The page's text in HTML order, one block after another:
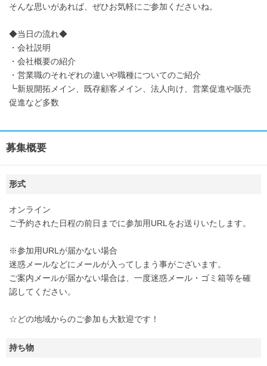
そんな思いがあれば、ぜひお気軽にご参加くださいね。
◆当日の流れ◆
・会社説明
・会社概要の紹介
・営業職のそれぞれの違いや職種についてのご紹介
┗新規開拓メイン、既存顧客メイン、法人向け、営業促進や販売
促進など多数
募集概要
形式
オンライン
ご予約された日程の前日までに参加用URLをお送りいたします。
※参加用URLが届かない場合
迷惑メールなどにメールが入ってしまう事がございます。
ご案内メールが届かない場合は、一度迷惑メール・ゴミ箱等を確
認してください。
☆どの地域からのご参加も大歓迎です！
持ち物